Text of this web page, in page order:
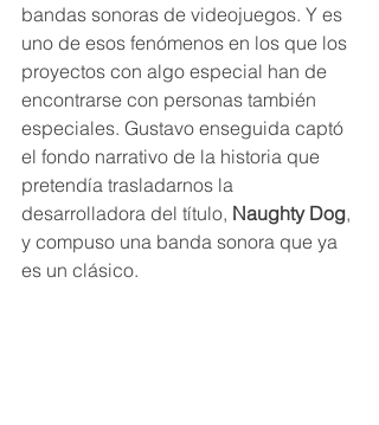
bandas sonoras de videojuegos. Y es
uno de esos fenómenos en los que los
proyectos con algo especial han de
encontrarse con personas también
especiales. Gustavo enseguida captó
el fondo narrativo de la historia que
pretendía trasladarnos la
desarrolladora del título, Naughty Dog,
y compuso una banda sonora que ya
es un clásico.